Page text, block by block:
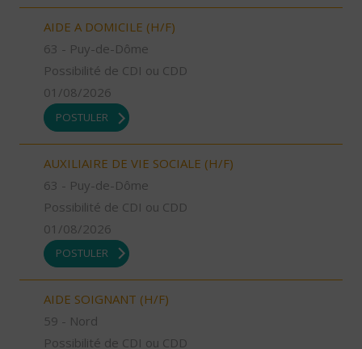
AIDE A DOMICILE (H/F)
63 - Puy-de-Dôme
Possibilité de CDI ou CDD
01/08/2026
POSTULER
AUXILIAIRE DE VIE SOCIALE (H/F)
63 - Puy-de-Dôme
Possibilité de CDI ou CDD
01/08/2026
POSTULER
AIDE SOIGNANT (H/F)
59 - Nord
Possibilité de CDI ou CDD